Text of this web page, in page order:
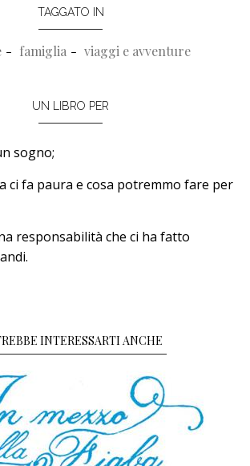
TAGGATO IN
famiglia viaggi e avventure
UN LIBRO PER
sogno;
ci fa paura e cosa potremmo fare per
responsabilità che ci ha fatto
INTERESSARTI ANCHE